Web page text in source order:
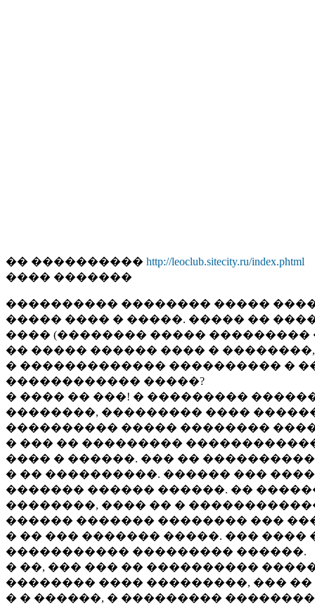
�� ���������� http://leoclub.sitecity.ru/index.phtml
���� �������
���������� �������� �����
����� ���� � �����. ����� ��
���� (�������� �����
�� ����� ������ ���� �
� ������������� ���������� �
������������ �����?
� ���� �� ���! � ���������
��������, ��������� ����
���������� ����� ��������
� ��� �� ���������
���� � ������. ��� ��
� �� ����������. ������ ���
������� ������ ������. ��
��������, ���� �� �
������ ������� �������� ���
� �� ��� ������� �����. ���
����������� ��������� ������.
� ��, ��� ��� �� ����������
�������� ���� ���������, ���
� � ������, � ���������